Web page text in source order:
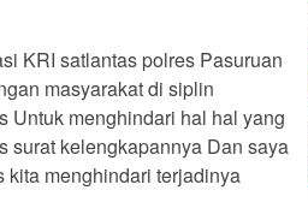
KRI satlantas polres Pasuruan
masyarakat di siplin
Untuk menghindari hal hal yang
surat kelengkapannya Dan saya
kita menghindari terjadinya